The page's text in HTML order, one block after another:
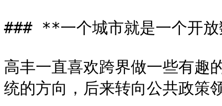
### **一个城市就是一个开
高丰一直喜欢跨界做一些有趣
统的方向，后来转向公共政策